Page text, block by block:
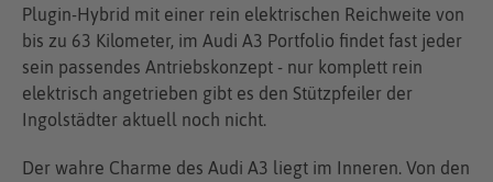
Plugin-Hybrid mit einer rein elektrischen Reichweite von
bis zu 63 Kilometer, im Audi A3 Portfolio findet fast jeder
sein passendes Antriebskonzept - nur komplett rein
elektrisch angetrieben gibt es den Stützpfeiler der
Ingolstädter aktuell noch nicht.
Der wahre Charme des Audi A3 liegt im Inneren. Von den